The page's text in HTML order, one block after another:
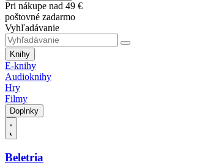
Pri nákupe nad 49 €
poštovné zadarmo
Vyhľadávanie
Knihy
E-knihy
Audioknihy
Hry
Filmy
Doplnky
Beletria